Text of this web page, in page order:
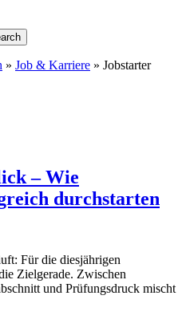
» Job & Karriere » Jobstarter
– Wie
durchstarten
Für die diesjährigen
Zielgerade. Zwischen
und Prüfungsdruck mischt